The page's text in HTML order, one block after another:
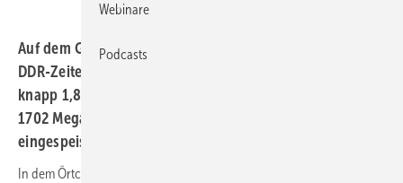
Auf dem Gelände des neuen Solarparks Mirow wurde zu
DDR-Zeiten Tabak angebaut. Mit einer Leistung von
knapp 1,8 MW werden nun statt dessen pro Jahr rund
1702 Megawattstunden Solarstrom ins öffentliche Netz
eingespeist.
In dem Örtchen Mirow, Mecklenburg-Vorpommern, wurde zu DDR-
Webinare
Podcasts